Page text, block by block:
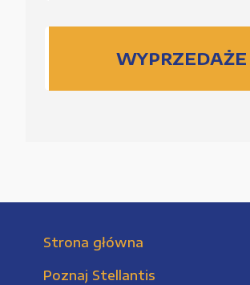
WYPRZEDAŻE
Strona główna
Poznaj Stellantis